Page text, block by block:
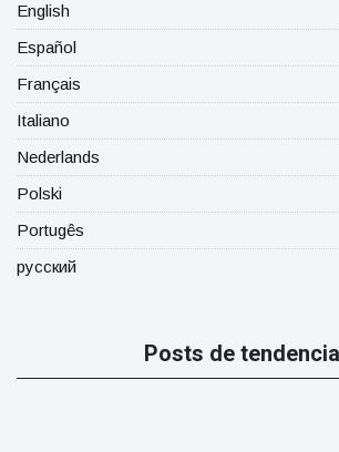
English
Español
Français
Italiano
Nederlands
Polski
Portugês
русский
Posts de